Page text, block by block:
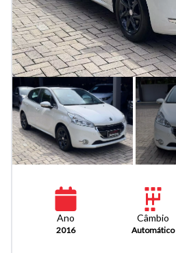
Ano
2016
Câmbio
Automático